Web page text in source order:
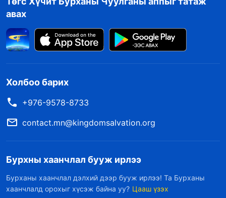
авах
Холбоо барих
+976-9578-8733
contact.mn@kingdomsalvation.org
Бурхны хаанчлал бууж ирлээ
Бурханы хаанчлал дэлхий дээр бууж ирлээ! Та Бурханы
хаанчлалд орохыг хүсэж байна уу? Цааш үзэх